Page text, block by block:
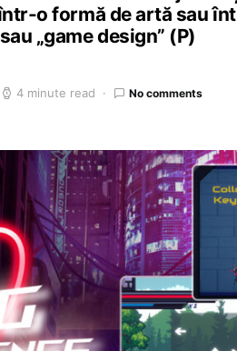
o formă de artă sau
„game design” (P)
4 minute read No comments